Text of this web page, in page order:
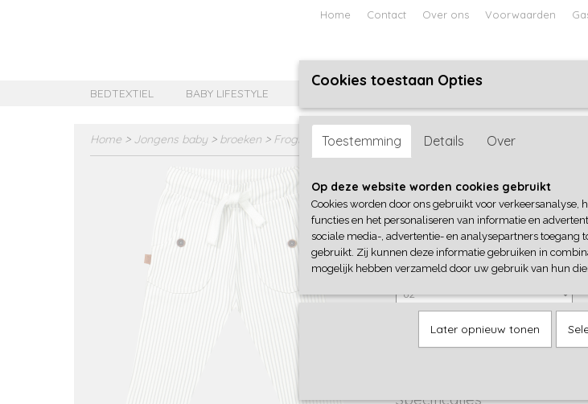
Home Contact Over ons Voorwaarden
BEDTEXTIEL BABY LIFESTYLE JONGENS BABY
Home > Jongens baby> broeken > Frogs and Dogs
Frogs and Dogs
€ 24,99 (inclusief btw 21%)
✓Op voorraad
Frogs and Dogs
IN WINKELWAGEN
Specificaties
Cookies toestaan Opties
Toestemming Details Over
Op deze website worden cookies gebruikt
Cookies worden door ons gebruikt voor verkeersanalyse,
functies en het personaliseren van informatie en
sociale media-, advertentie- en analysepartners toegang
gebruikt. Zij kunnen deze informatie gebruiken in
mogelijk hebben verzameld door uw gebruik van hun
Later opnieuw tonen